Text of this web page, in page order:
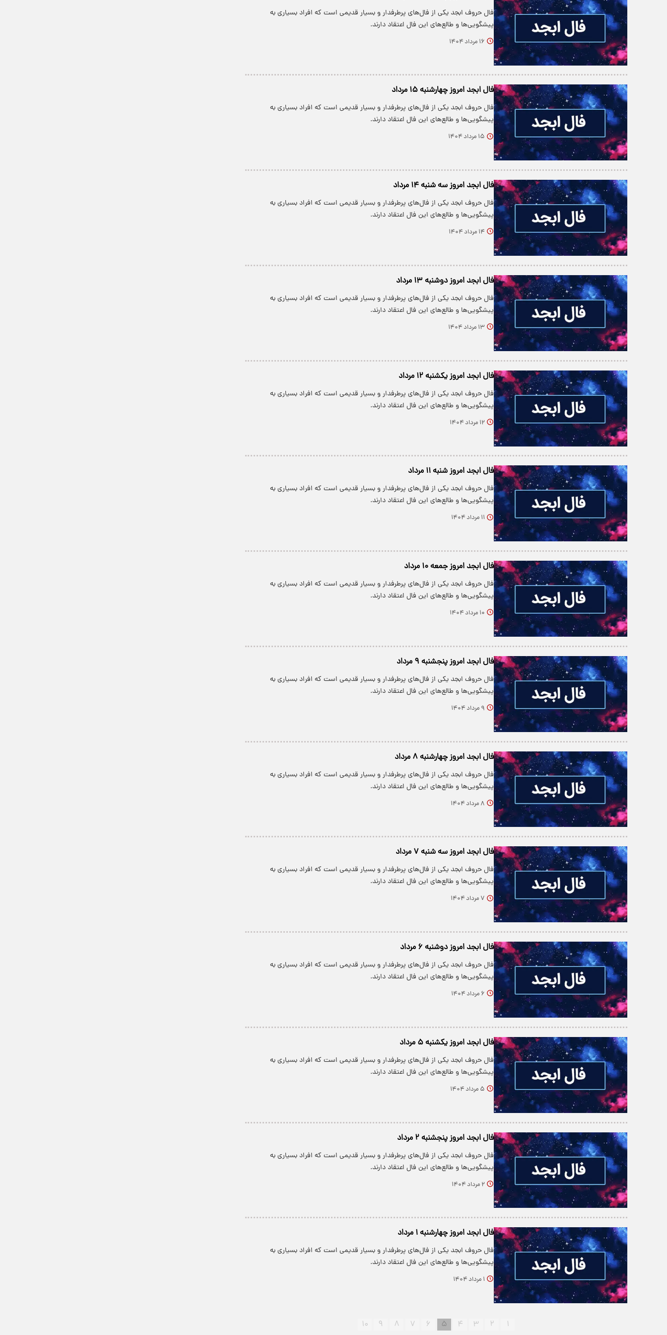
فال حروف ابجد یکی از فال‌های پرطرفدار و بسیار قدیمی است که افراد بسیاری به
پیشگویی‌ها و طالع‌های این فال اعتقاد دارند.
۱۶ مرداد ۱۴۰۴
فال ابجد امروز چهارشنبه ۱۵ مرداد
فال حروف ابجد یکی از فال‌های پرطرفدار و بسیار قدیمی است که افراد بسیاری به
پیشگویی‌ها و طالع‌های این فال اعتقاد دارند.
۱۵ مرداد ۱۴۰۴
فال ابجد امروز سه شنبه ۱۴ مرداد
فال حروف ابجد یکی از فال‌های پرطرفدار و بسیار قدیمی است که افراد بسیاری به
پیشگویی‌ها و طالع‌های این فال اعتقاد دارند.
۱۴ مرداد ۱۴۰۴
فال ابجد امروز دوشنبه ۱۳ مرداد
فال حروف ابجد یکی از فال‌های پرطرفدار و بسیار قدیمی است که افراد بسیاری به
پیشگویی‌ها و طالع‌های این فال اعتقاد دارند.
۱۳ مرداد ۱۴۰۴
فال ابجد امروز یکشنبه ۱۲ مرداد
فال حروف ابجد یکی از فال‌های پرطرفدار و بسیار قدیمی است که افراد بسیاری به
پیشگویی‌ها و طالع‌های این فال اعتقاد دارند.
۱۲ مرداد ۱۴۰۴
فال ابجد امروز شنبه ۱۱ مرداد
فال حروف ابجد یکی از فال‌های پرطرفدار و بسیار قدیمی است که افراد بسیاری به
پیشگویی‌ها و طالع‌های این فال اعتقاد دارند.
۱۱ مرداد ۱۴۰۴
فال ابجد امروز جمعه ۱۰ مرداد
فال حروف ابجد یکی از فال‌های پرطرفدار و بسیار قدیمی است که افراد بسیاری به
پیشگویی‌ها و طالع‌های این فال اعتقاد دارند.
۱۰ مرداد ۱۴۰۴
فال ابجد امروز پنجشنبه ۹ مرداد
فال حروف ابجد یکی از فال‌های پرطرفدار و بسیار قدیمی است که افراد بسیاری به
پیشگویی‌ها و طالع‌های این فال اعتقاد دارند.
۹ مرداد ۱۴۰۴
فال ابجد امروز چهارشنبه ۸ مرداد
فال حروف ابجد یکی از فال‌های پرطرفدار و بسیار قدیمی است که افراد بسیاری به
پیشگویی‌ها و طالع‌های این فال اعتقاد دارند.
۸ مرداد ۱۴۰۴
فال ابجد امروز سه شنبه ۷ مرداد
فال حروف ابجد یکی از فال‌های پرطرفدار و بسیار قدیمی است که افراد بسیاری به
پیشگویی‌ها و طالع‌های این فال اعتقاد دارند.
۷ مرداد ۱۴۰۴
فال ابجد امروز دوشنبه ۶ مرداد
فال حروف ابجد یکی از فال‌های پرطرفدار و بسیار قدیمی است که افراد بسیاری به
پیشگویی‌ها و طالع‌های این فال اعتقاد دارند.
۶ مرداد ۱۴۰۴
فال ابجد امروز یکشنبه ۵ مرداد
فال حروف ابجد یکی از فال‌های پرطرفدار و بسیار قدیمی است که افراد بسیاری به
پیشگویی‌ها و طالع‌های این فال اعتقاد دارند.
۵ مرداد ۱۴۰۴
فال ابجد امروز پنجشنبه ۲ مرداد
فال حروف ابجد یکی از فال‌های پرطرفدار و بسیار قدیمی است که افراد بسیاری به
پیشگویی‌ها و طالع‌های این فال اعتقاد دارند.
۲ مرداد ۱۴۰۴
فال ابجد امروز چهارشنبه ۱ مرداد
فال حروف ابجد یکی از فال‌های پرطرفدار و بسیار قدیمی است که افراد بسیاری به
پیشگویی‌ها و طالع‌های این فال اعتقاد دارند.
۱ مرداد ۱۴۰۴
۱ ۲ ۳ ۴ ۵ ۶ ۷ ۸ ۹ ۱۰